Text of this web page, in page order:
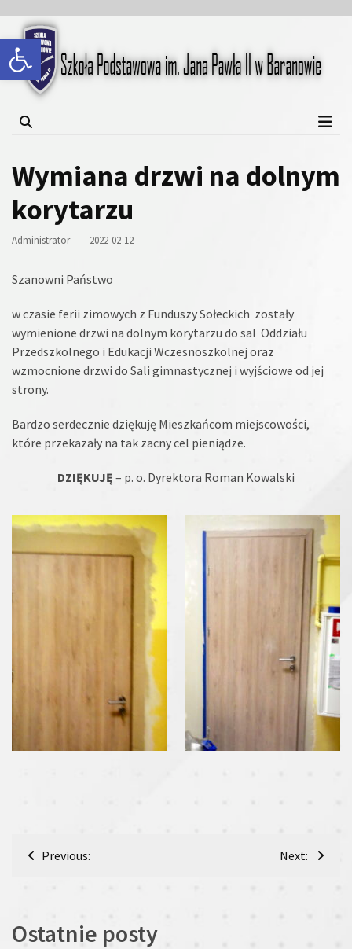
Open toolbar
content
content
Szkoła Podstawowa im.
Jana Pawła II w Baranowie
Wymiana drzwi na dolnym
korytarzu
Administrator 2022-02-12
Szanowni Państwo
w czasie ferii zimowych z Funduszy Sołeckich zostały
wymienione drzwi na dolnym korytarzu do sal Oddziału
Przedszkolnego i Edukacji Wczesnoszkolnej oraz
wzmocnione drzwi do Sali gimnastycznej i wyjściowe od jej
strony.
Bardzo serdecznie dziękuję Mieszkańcom miejscowości,
które przekazały na tak zacny cel pieniądze.
DZIĘKUJĘ – p. o. Dyrektora Roman Kowalski
Nawigacja
Previous: Next:
Ostatnie posty